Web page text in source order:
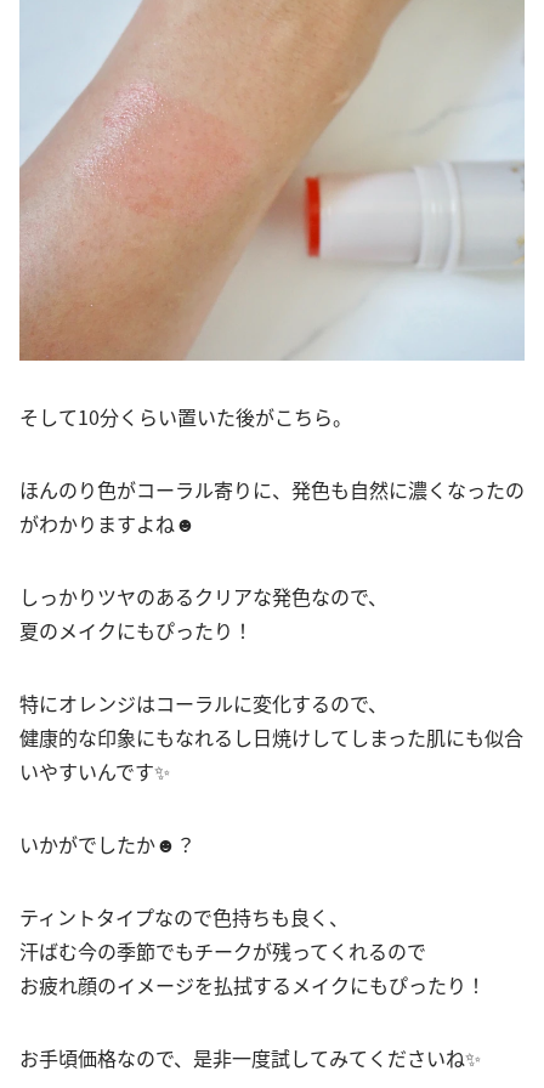
そして10分くらい置いた後がこちら。
ほんのり色がコーラル寄りに、発色も自然に濃くなったの
がわかりますよね☻
しっかりツヤのあるクリアな発色なので、
夏のメイクにもぴったり！
特にオレンジはコーラルに変化するので、
健康的な印象にもなれるし日焼けしてしまった肌にも似合
いやすいんです✨
いかがでしたか☻？
ティントタイプなので色持ちも良く、
汗ばむ今の季節でもチークが残ってくれるので
お疲れ顔のイメージを払拭するメイクにもぴったり！
お手頃価格なので、是非一度試してみてくださいね✨